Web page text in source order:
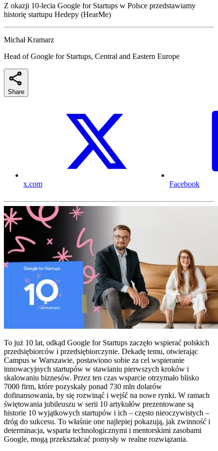
Z okazji 10-lecia Google for Startups w Polsce przedstawiamy
historię startupu Hedepy (HearMe)
Michał Kramarz
Head of Google for Startups, Central and Eastern Europe
Share
x.com Facebook
To już 10 lat, odkąd Google for Startups zaczęło wspierać polskich
przedsiębiorców i przedsiębiorczynie. Dekadę temu, otwierając
Campus w Warszawie, postawiono sobie za cel wspieranie
innowacyjnych startupów w stawianiu pierwszych kroków i
skalowaniu biznesów. Przez ten czas wsparcie otrzymało blisko
7000 firm, które pozyskały ponad 730 mln dolarów
dofinansowania, by się rozwinąć i wejść na nowe rynki. W ramach
świętowania jubileuszu w serii 10 artykułów prezentowane są
historie 10 wyjątkowych startupów i ich – często nieoczywistych –
dróg do sukcesu. To właśnie one najlepiej pokazują, jak zwinność i
determinacja, wsparta technologicznymi i mentorskimi zasobami
Google, mogą przekształcać pomysły w realne rozwiązania.